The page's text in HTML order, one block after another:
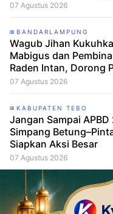
07 Agustus 2026
BANDARLAMPUNG
Wagub Jihan
Mabigus dan
Raden Intan, Dorong
Karakter Generasi
07 Agustus 2026
KABUPATEN TEBO
Jangan Sampai
Simpang
Siapkan Aksi Besar
07 Agustus 2026